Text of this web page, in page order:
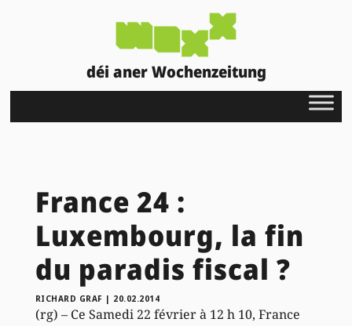
déi aner Wochenzeitung
France 24 :
Luxembourg, la fin
du paradis fiscal ?
RICHARD GRAF | 20.02.2014
(rg) – Ce Samedi 22 février à 12 h 10, France